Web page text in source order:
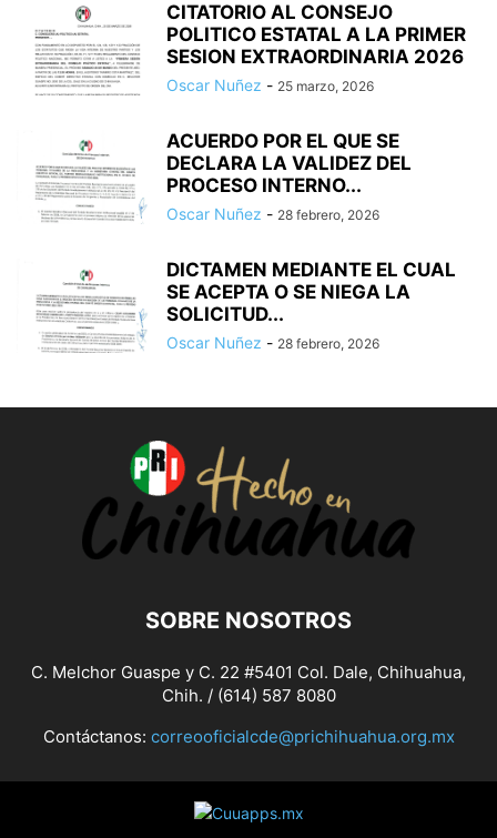
CITATORIO AL CONSEJO
POLITICO ESTATAL A LA PRIMER
SESION EXTRAORDINARIA 2026
Oscar Nuñez - 25 marzo, 2026
ACUERDO POR EL QUE SE
DECLARA LA VALIDEZ DEL
PROCESO INTERNO...
Oscar Nuñez - 28 febrero, 2026
DICTAMEN MEDIANTE EL CUAL
SE ACEPTA O SE NIEGA LA
SOLICITUD...
Oscar Nuñez - 28 febrero, 2026
SOBRE NOSOTROS
C. Melchor Guaspe y C. 22 #5401 Col. Dale, Chihuahua,
Chih. / (614) 587 8080
Contáctanos: correooficialcde@prichihuahua.org.mx